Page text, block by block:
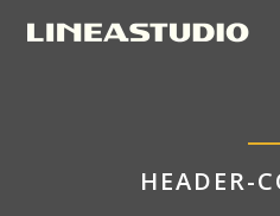
HEADER-